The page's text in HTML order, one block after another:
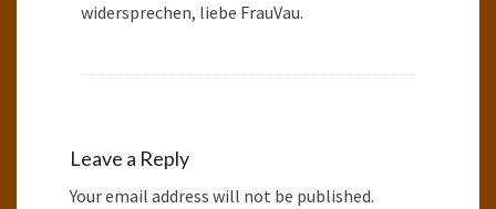
widersprechen, liebe FrauVau.
Leave a Reply
Your email address will not be published.